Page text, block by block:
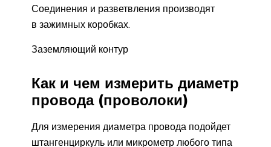
Соединения и разветвления производят
в зажимных коробках.
Заземляющий контур
Как и чем измерить диаметр
провода (проволоки)
Для измерения диаметра провода подойдет
штангенциркуль или микрометр любого типа